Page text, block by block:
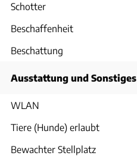
Schotter
Beschaffenheit
Beschattung
Ausstattung und Sonstiges
WLAN
Tiere (Hunde) erlaubt
Bewachter Stellplatz